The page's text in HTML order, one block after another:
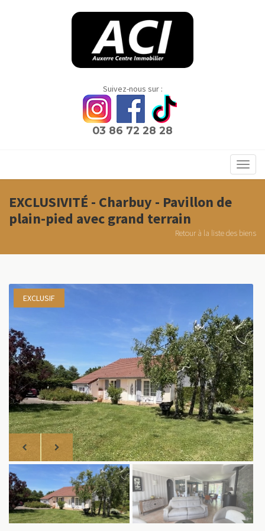
Suivez-nous sur :
03 86 72 28 28
EXCLUSIVITÉ - Charbuy - Pavillon de
plain-pied avec grand terrain
Retour à la liste des biens
EXCLUSIF